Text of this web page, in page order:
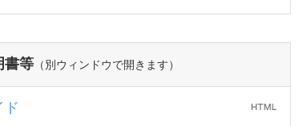
書等 （別ウィンドウで開きます）
ド